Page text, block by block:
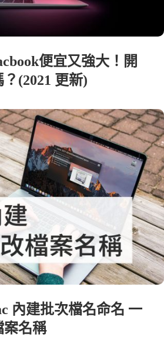
便宜又強大！開
(2021 更新)
內建批次檔名命名 一
案名稱